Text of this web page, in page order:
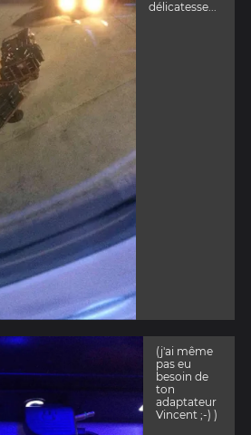
délicatesse...
(j'ai même
pas eu
besoin de
ton
adaptateur
Vincent ;-) )